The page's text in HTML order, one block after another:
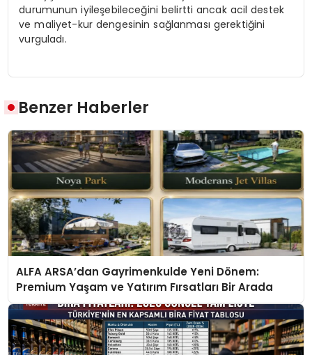
durumunun iyileşebileceğini belirtti ancak acil destek
ve maliyet-kur dengesinin sağlanması gerektiğini
vurguladı.
Benzer Haberler
ALFA ARSA’dan Gayrimenkulde Yeni Dönem:
Premium Yaşam ve Yatırım Fırsatları Bir Arada